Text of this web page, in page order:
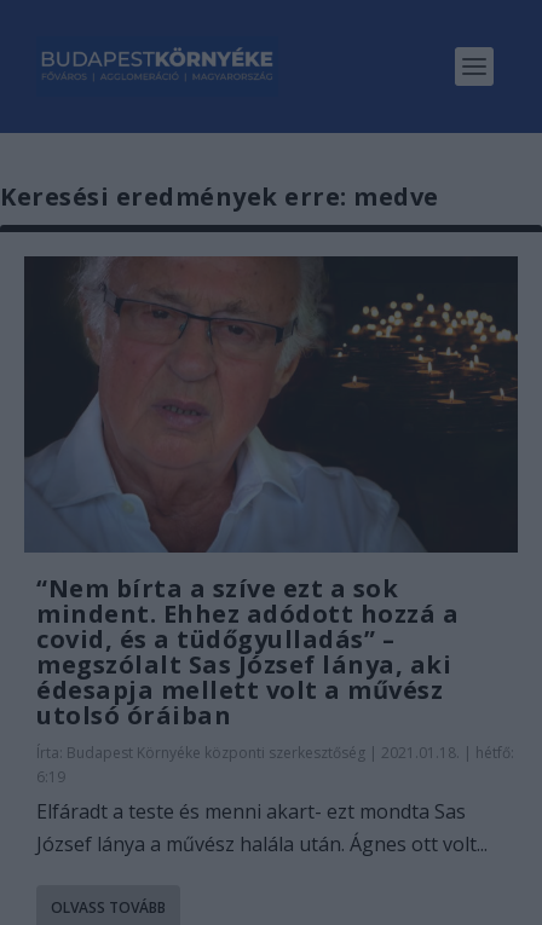
Keresési eredmények erre: medve
“Nem bírta a szíve ezt a sok
mindent. Ehhez adódott hozzá a
covid, és a tüdőgyulladás” –
megszólalt Sas József lánya, aki
édesapja mellett volt a művész
utolsó óráiban
Írta: Budapest Környéke központi szerkesztőség | 2021.01.18. | hétfő:
6:19
Elfáradt a teste és menni akart- ezt mondta Sas
József lánya a művész halála után. Ágnes ott volt...
OLVASS TOVÁBB